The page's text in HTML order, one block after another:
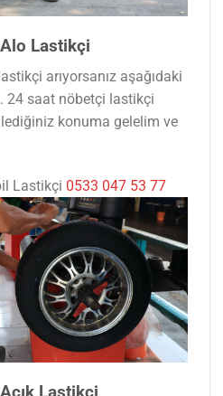
Lastikçi
arıyorsanız aşağıdaki
24 saat nöbetçi lastikçi
konuma gelelim ve
Lastikçi 0533 047 53 77
Lastikçi